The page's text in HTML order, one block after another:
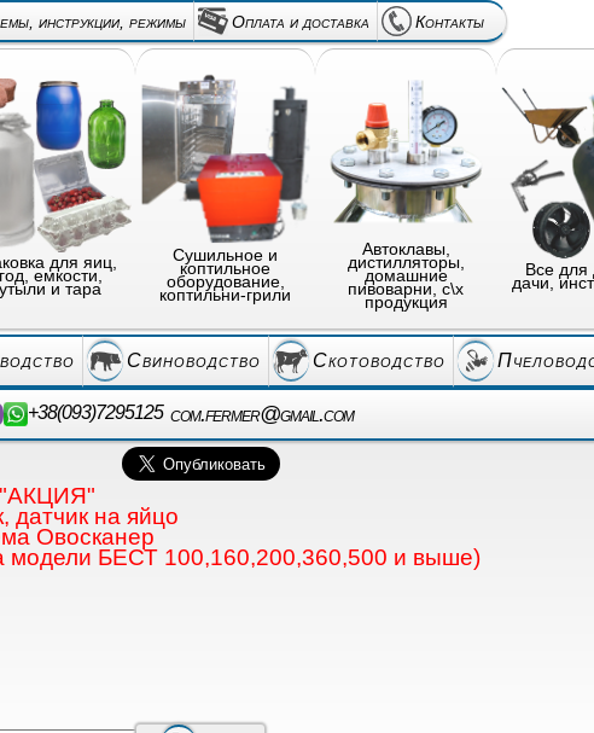
инструкции, режимы Оплата и доставка Контакты
для яиц,
емкости,
и тара
Сушильное и
коптильное
оборудование,
коптильни-грили
Автоклавы,
дистилляторы,
домашние
пивоварни, с\х
продукция
Все для
дачи,
Свиноводство Скотоводство
+38(093)7295125 com.fermer@gmail.com
"АКЦИЯ"
датчик на яйцо
Овосканер
модели БЕСТ 100,160,200,360,500 и выше)